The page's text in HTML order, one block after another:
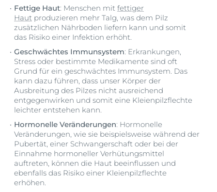
Fettige Haut: Menschen mit fettiger
Haut produzieren mehr Talg, was dem Pilz
zusätzlichen Nährboden liefern kann und somit
das Risiko einer Infektion erhöht.
Geschwächtes Immunsystem: Erkrankungen,
Stress oder bestimmte Medikamente sind oft
Grund für ein geschwächtes Immunsystem. Das
kann dazu führen, dass unser Körper der
Ausbreitung des Pilzes nicht ausreichend
entgegenwirken und somit eine Kleienpilzflechte
leichter entstehen kann.
Hormonelle Veränderungen: Hormonelle
Veränderungen, wie sie beispielsweise während der
Pubertät, einer Schwangerschaft oder bei der
Einnahme hormoneller Verhütungsmittel
auftreten, können die Haut beeinflussen und
ebenfalls das Risiko einer Kleienpilzflechte
erhöhen.